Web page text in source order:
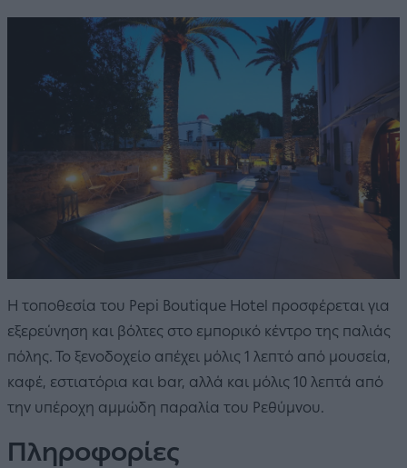
Η τοποθεσία του Pepi Boutique Hotel προσφέρεται για
εξερεύνηση και βόλτες στο εμπορικό κέντρο της παλιάς
πόλης. Το ξενοδοχείο απέχει μόλις 1 λεπτό από μουσεία,
καφέ, εστιατόρια και bar, αλλά και μόλις 10 λεπτά από
την υπέροχη αμμώδη παραλία του Ρεθύμνου.
Πληροφορίες